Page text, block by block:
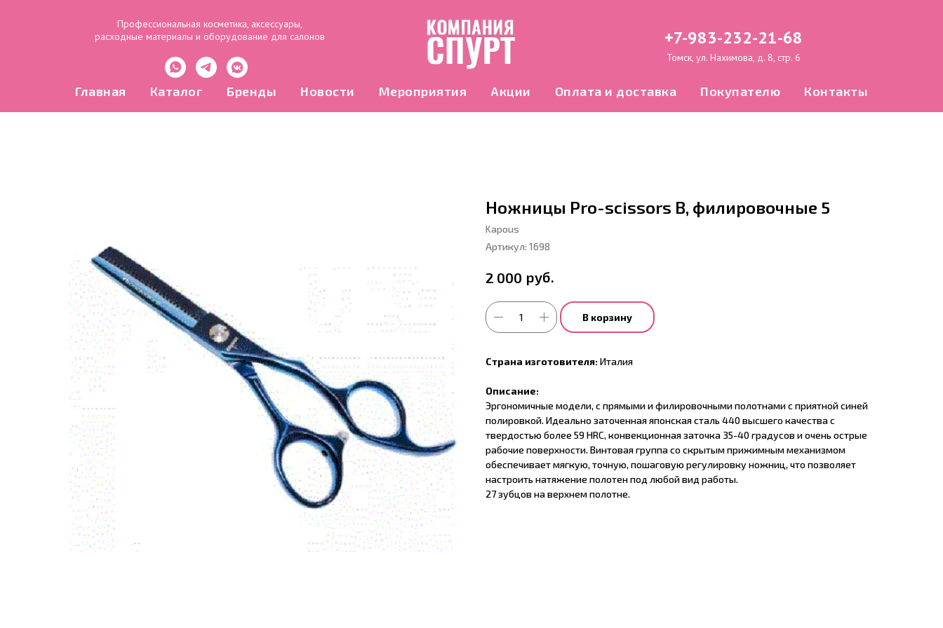
Профессиональная косметика, аксессуары,
расходные материалы и оборудование для салонов
+7-983-232-21-68
Томск, ул. Нахимова, д. 8, стр. 6
Главная Каталог Бренды Новости Мероприятия Акции Оплата и доставка Покупателю Контакты
Ножницы Pro-scissors B, филировочные 5
Kapous
Артикул: 1698
2 000 руб.
В корзину
Страна изготовителя:Италия
Описание:
Эргономичные модели, с прямыми и филировочными полотнами с приятной синей
полировкой. Идеально заточенная японская сталь 440 высшего качества с
твердостью более 59 HRC, конвекционная заточка 35-40 градусов и очень острые
рабочие поверхности. Винтовая группа со скрытым прижимным механизмом
обеспечивает мягкую, точную, пошаговую регулировку ножниц, что позволяет
настроить натяжение полотен под любой вид работы.
27 зубцов на верхнем полотне.